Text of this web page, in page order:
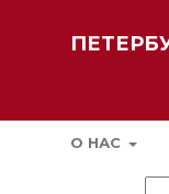
О НАС